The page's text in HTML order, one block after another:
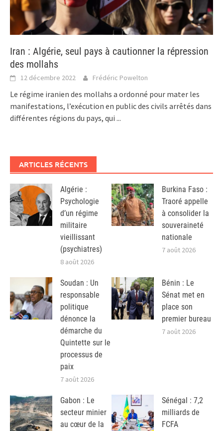
Iran : Algérie, seul pays à cautionner la répression
des mollahs
12 décembre 2022 Frédéric Powelton
Le régime iranien des mollahs a ordonné pour mater les
manifestations, l’exécution en public des civils arrêtés dans
différentes régions du pays, qui ...
ARTICLES RÉCENTS
Algérie :
Psychologie
d’un régime
militaire
vieillissant
(psychiatres)
8 août 2026
Burkina Faso :
Traoré appelle
à consolider la
souveraineté
nationale
7 août 2026
Soudan : Un
responsable
politique
dénonce la
démarche du
Quintette sur le
processus de
paix
7 août 2026
Bénin : Le
Sénat met en
place son
premier bureau
7 août 2026
Gabon : Le
secteur minier
au cœur de la
Sénégal : 7,2
milliards de
FCFA